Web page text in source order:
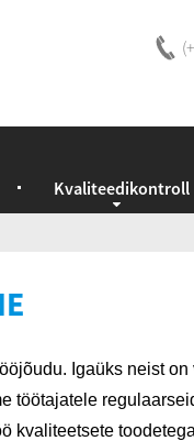
Kvaliteedikontroll
Igaüks neist
töötajatele
kvaliteetsete